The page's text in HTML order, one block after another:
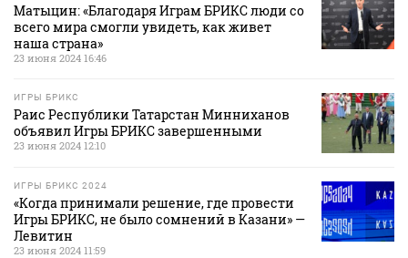
Матыцин: «Благодаря Играм БРИКС люди со
всего мира смогли увидеть, как живет
наша страна»
23 июня 2024 16:46
ИГРЫ БРИКС
Раис Республики Татарстан Минниханов
объявил Игры БРИКС завершенными
23 июня 2024 12:10
ИГРЫ БРИКС 2024
«Когда принимали решение, где провести
Игры БРИКС, не было сомнений в Казани» —
Левитин
23 июня 2024 11:59